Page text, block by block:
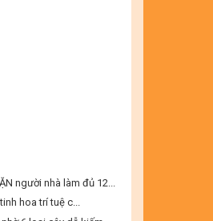
người nhà làm đủ 12...
hoa trí tuệ c...